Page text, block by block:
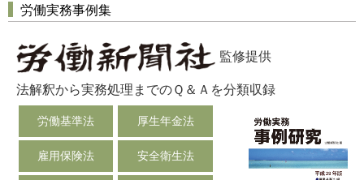
労働実務事例集
監修提供
法解釈から実務処理までのＱ＆Ａを分類収録
労働基準法 厚生年金法
雇用保険法 安全衛生法